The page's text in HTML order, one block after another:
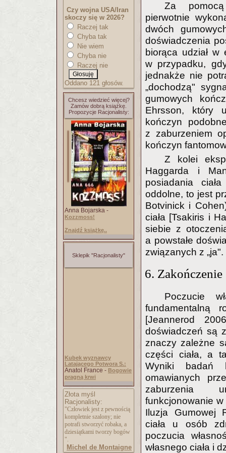
Czy wojna USA/Iran
skoczy się w 2026?
Raczej tak
Chyba tak
Nie wiem
Chyba nie
Raczej nie
Oddano 121 głosów.
Chcesz wiedzieć więcej?
Zamów dobrą książkę.
Propozycje Racjonalisty:
Anna Bojarska -
Kozzmoss!
Znajdź książkę..
Sklepik "Racjonalisty"
Kubek wyznawcy
Latającego Potwora S.:
Anatol France - Bogowie
pragną krwi
Złota myśl
Racjonalisty:
"Człowiek jest z pewnością
kompletnie szalony; nie
potrafi stworzyć robaka, a
dziesiątkami tworzy bogów
".
Michel de Montaigne
Za pomocą
pierwotnie
dwóch
doświadczenia
biorąca udział w
w przypadku,
jednakże nie
„dochodzą"
gumowych
Ehrsson, który
kończyn
z zaburzeniem
kończyn
Z kolei
Haggarda i
posiadania
oddolne, to jest
Botvinick i
ciała [Tsakiris i
siebie z
a powstałe
związanych z „ja".
6. Zakończenie
Poczucie
fundamentalną
[Jeannerod
doświadczeń są
znaczy zależne
części ciała, a
Wyniki badań
omawianych
zaburzenia
funkcjonowanie
Iluzja Gumowej
ciała u osób
poczucia
własnego ciała i